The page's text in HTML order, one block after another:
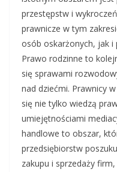
przestępstw i
prawnicze w tym
osób oskarżonych, jak
Prawo rodzinne to
się sprawami
nad dziećmi. Prawnicy
się nie tylko wiedzą
umiejętnościami
handlowe to obszar,
przedsiębiorstw
zakupu i sprzedaży